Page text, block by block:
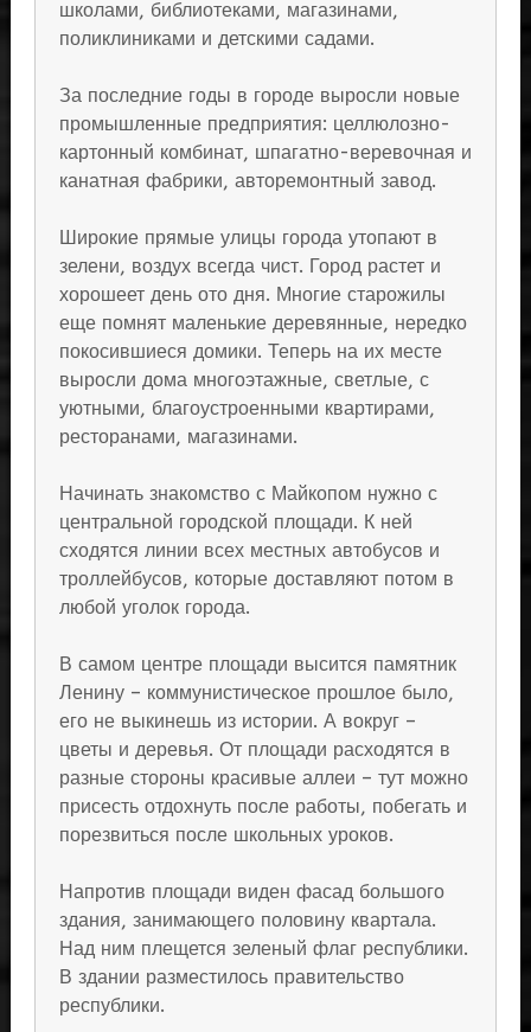
школами, библиотеками, магазинами,
поликлиниками и детскими садами.
За последние годы в городе выросли новые
промышленные предприятия: целлюлозно-
картонный комбинат, шпагатно-веревочная и
канатная фабрики, авторемонтный завод.
Широкие прямые улицы города утопают в
зелени, воздух всегда чист. Город растет и
хорошеет день ото дня. Многие старожилы
еще помнят маленькие деревянные, нередко
покосившиеся домики. Теперь на их месте
выросли дома многоэтажные, светлые, с
уютными, благоустроенными квартирами,
ресторанами, магазинами.
Начинать знакомство с Майкопом нужно с
центральной городской площади. К ней
сходятся линии всех местных автобусов и
троллейбусов, которые доставляют потом в
любой уголок города.
В самом центре площади высится памятник
Ленину – коммунистическое прошлое было,
его не выкинешь из истории. А вокруг –
цветы и деревья. От площади расходятся в
разные стороны красивые аллеи – тут можно
присесть отдохнуть после работы, побегать и
порезвиться после школьных уроков.
Напротив площади виден фасад большого
здания, занимающего половину квартала.
Над ним плещется зеленый флаг республики.
В здании разместилось правительство
республики.